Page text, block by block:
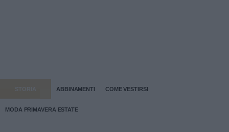
STORIA ABBINAMENTI COME VESTIRSI
MODA PRIMAVERA ESTATE